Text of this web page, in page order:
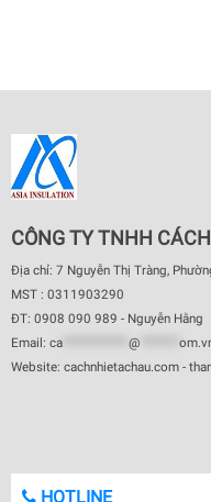
CÔNG TY TNHH
Địa chỉ: 7 Nguyễn Thị Tràng,
MST : 0311903290
ĐT: 0908 090 989 - Nguyễn Hằng
Email: ca @
Website: cachnhietachau.com -
HOTLINE